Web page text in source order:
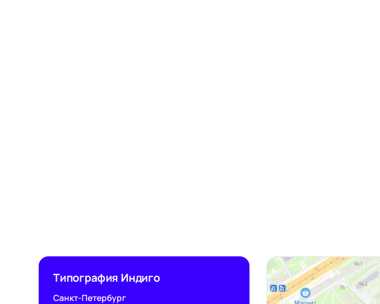
Типография Индиго
Санкт-Петербург